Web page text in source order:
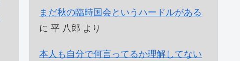
まだ秋の臨時国会というハードルがある
に 平 八郎 より
本人も自分で何言ってるか理解してない